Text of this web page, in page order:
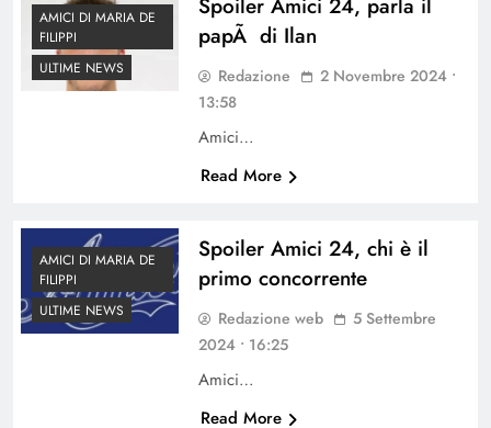
AMICI DI MARIA DE
FILIPPI
ULTIME NEWS
papÃ di Ilan
Redazione
2 Novembre 2024 •
13:58
Amici…
Read More
AMICI DI MARIA DE
FILIPPI
ULTIME NEWS
Spoiler Amici 24, chi è il
primo concorrente
Redazione web
5 Settembre
2024 • 16:25
Amici…
Read More